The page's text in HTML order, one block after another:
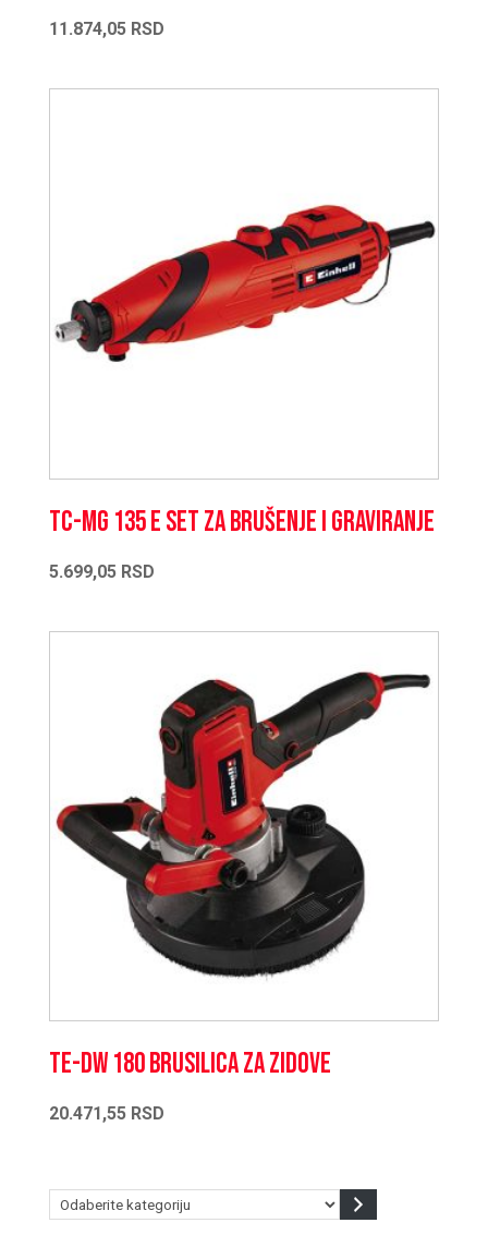
11.874,05 RSD
TC-MG 135 E set za brušenje i graviranje
5.699,05 RSD
TE-DW 180 Brusilica za zidove
20.471,55 RSD
Odaberite